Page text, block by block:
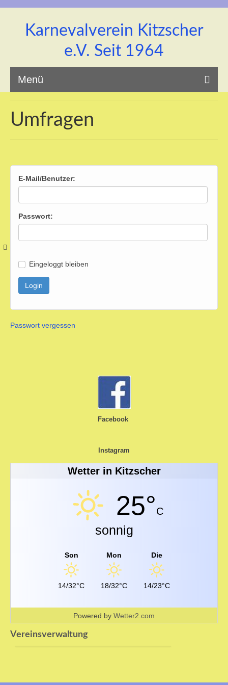
Karnevalverein Kitzscher
e.V. Seit 1964
Menü
Unsere Prinzenpaar
Unser Verein
Umfragen
E-Mail/Benutzer:
Passwort:
Eingeloggt bleiben
Login
Passwort vergessen
Facebook
Instagram
Wetter in Kitzscher
25°C
sonnig
Son
14/32°C
Mon
18/32°C
Die
14/23°C
Powered by Wetter2.com
Vereinsverwaltung